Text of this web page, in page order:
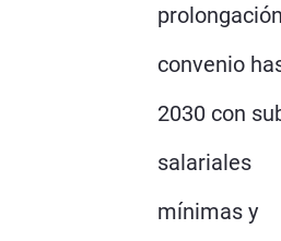
convenio
2030 con
salariales
mínimas y